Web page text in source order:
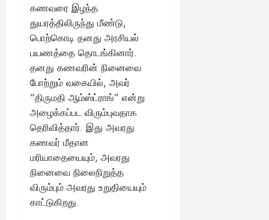
கணவரை இழந்த
துயரத்திலிருந்து மீண்டு,
பொற்கொடி தனது அரசியல்
பயணத்தை தொடங்கினார்.
தனது கணவரின் நினைவை
போற்றும் வகையில், அவர்
“திருமதி ஆம்ஸ்ட்ராங்” என்று
அழைக்கப்பட விரும்புவதாக
தெரிவித்தார். இது அவரது
கணவர் மீதான
மரியாதையையும், அவரது
நினைவை நிலைநிறுத்த
விரும்பும் அவரது உறுதியையும்
காட்டுகிறது.